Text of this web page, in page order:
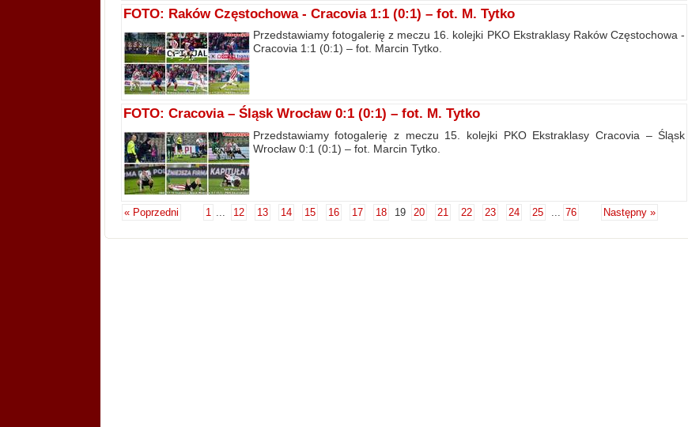
FOTO: Raków Częstochowa - Cracovia 1:1 (0:1) – fot. M. Tytko
Przedstawiamy fotogalerię z meczu 16. kolejki PKO Ekstraklasy Raków Częstochowa -
Cracovia 1:1 (0:1) – fot. Marcin Tytko.
FOTO: Cracovia – Śląsk Wrocław 0:1 (0:1) – fot. M. Tytko
Przedstawiamy fotogalerię z meczu 15. kolejki PKO Ekstraklasy Cracovia – Śląsk
Wrocław 0:1 (0:1) – fot. Marcin Tytko.
« Poprzedni Następny »
1 ... 12 13 14 15 16 17 18 19 20 21 22 23 24 25 ... 76